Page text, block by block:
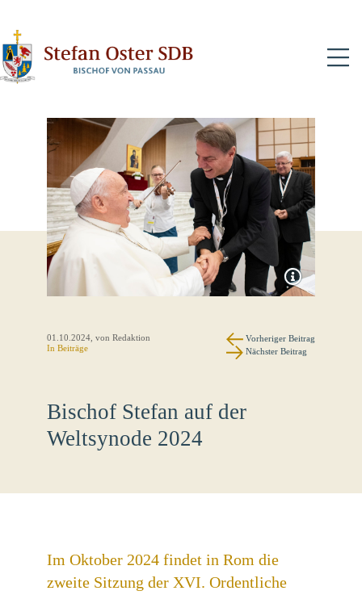
01.10.2024 , von Redaktion
InBeiträge
Vorheriger Beitrag
Nächster Beitrag
Bischof Stefan auf der
Weltsynode 2024
Im Oktober 2024 findet in Rom die
zweite Sitzung der XVI. Ordentliche